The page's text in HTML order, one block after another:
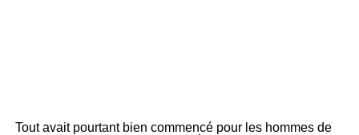
Tout avait pourtant bien commencé pour les hommes de